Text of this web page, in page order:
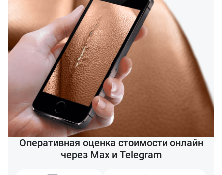
Оперативная оценка стоимости онлайн
через Max и Telegram